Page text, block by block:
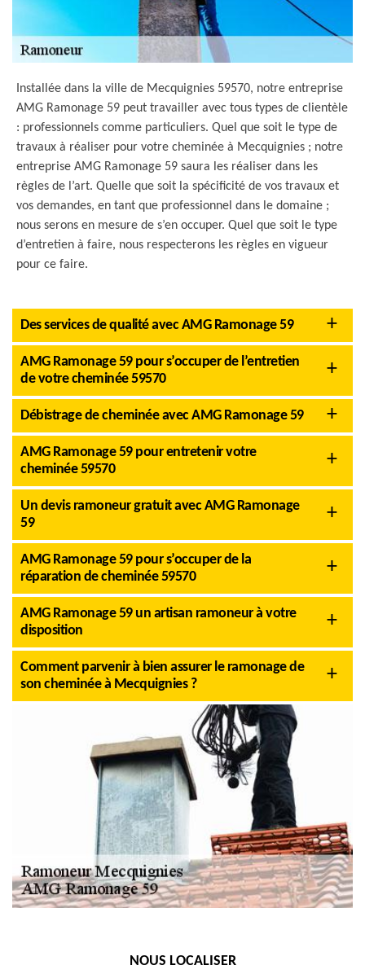
Installée dans la ville de Mecquignies 59570, notre entreprise
AMG Ramonage 59 peut travailler avec tous types de clientèle
: professionnels comme particuliers. Quel que soit le type de
travaux à réaliser pour votre cheminée à Mecquignies ; notre
entreprise AMG Ramonage 59 saura les réaliser dans les
règles de l’art. Quelle que soit la spécificité de vos travaux et
vos demandes, en tant que professionnel dans le domaine ;
nous serons en mesure de s’en occuper. Quel que soit le type
d’entretien à faire, nous respecterons les règles en vigueur
pour ce faire.
Des services de qualité avec AMG Ramonage 59
AMG Ramonage 59 pour s’occuper de l’entretien
de votre cheminée 59570
Débistrage de cheminée avec AMG Ramonage 59
AMG Ramonage 59 pour entretenir votre
cheminée 59570
Un devis ramoneur gratuit avec AMG Ramonage
59
AMG Ramonage 59 pour s’occuper de la
réparation de cheminée 59570
AMG Ramonage 59 un artisan ramoneur à votre
disposition
Comment parvenir à bien assurer le ramonage de
son cheminée à Mecquignies ?
NOUS LOCALISER